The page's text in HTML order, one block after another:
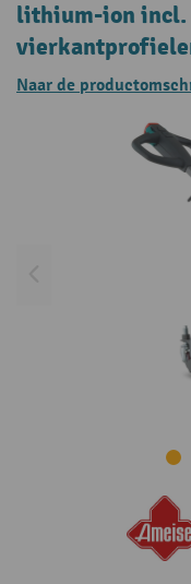
lithium-ion incl.
Naar de